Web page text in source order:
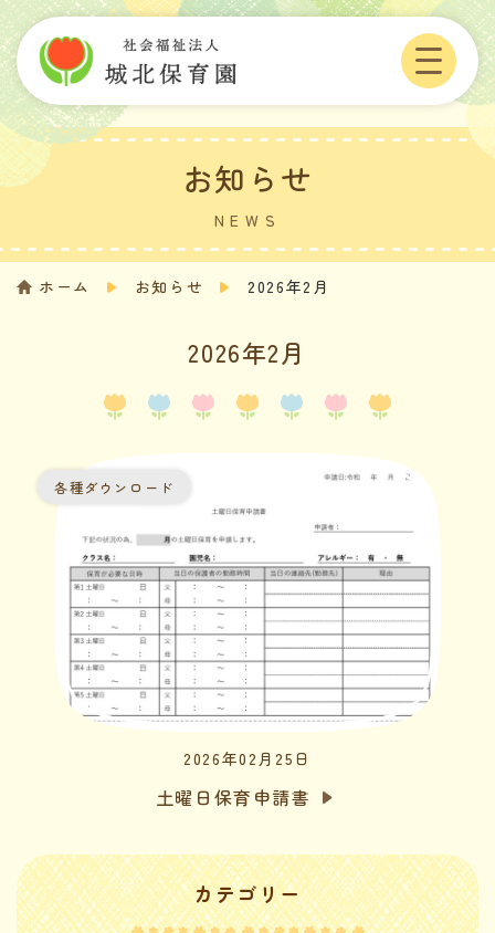
Skip
to
content
お知らせ
NEWS
ホーム お知らせ 2026年2月
2026年2月
各種ダウンロード
2026年02月25日
土曜日保育申請書
カテゴリー